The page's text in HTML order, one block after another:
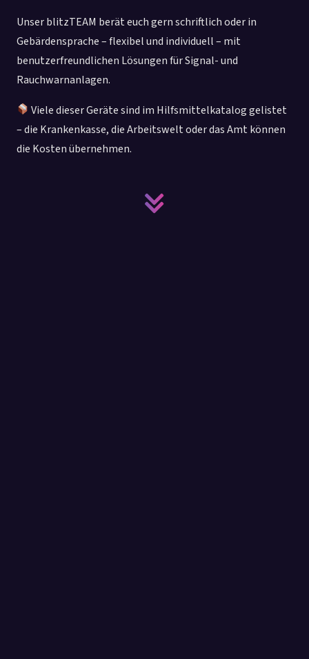
Unser blitzTEAM berät euch gern schriftlich oder in
Gebärdensprache – flexibel und individuell – mit
benutzerfreundlichen Lösungen für Signal- und
Rauchwarnanlagen.
Viele dieser Geräte sind im Hilfsmittelkatalog gelistet
– die Krankenkasse, die Arbeitswelt oder das Amt können
die Kosten übernehmen.